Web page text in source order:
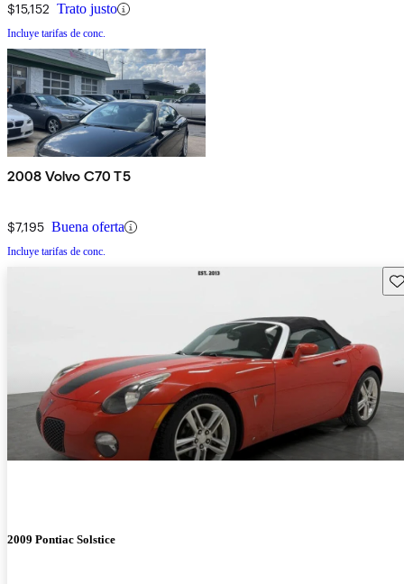
$15,152 Trato justo
Incluye tarifas de conc.
2008 Volvo C70 T5
$7,195 Buena oferta
Incluye tarifas de conc.
2009 Pontiac Solstice